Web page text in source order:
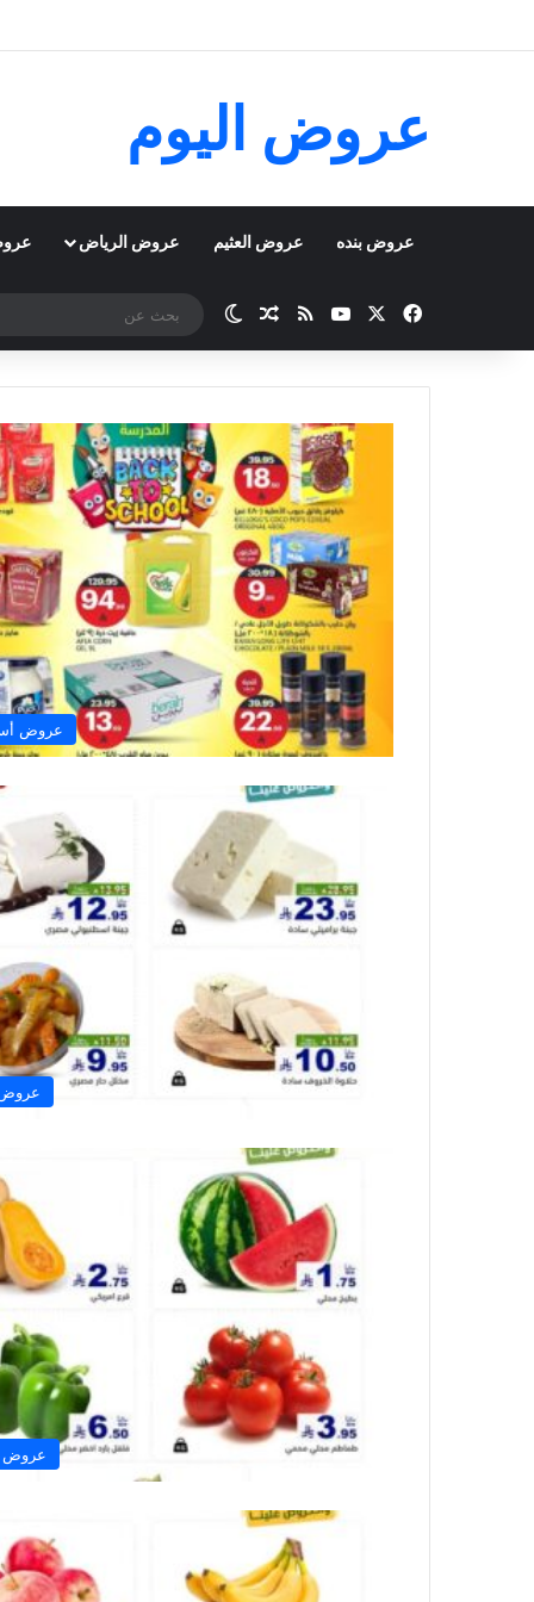
عروض اليوم
عروض بنده عروض العثيم عروض الرياض
فيسبوك ‫YouTubeملخص الموقع RSS
مقال عشوائي
الوضع المظلم
عروض
عروض
عروض